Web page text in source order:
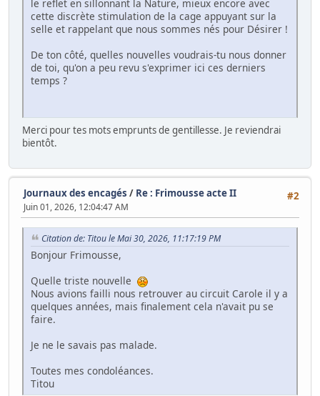
le reflet en sillonnant la Nature, mieux encore avec
cette discrète stimulation de la cage appuyant sur la
selle et rappelant que nous sommes nés pour Désirer !
De ton côté, quelles nouvelles voudrais-tu nous donner
de toi, qu'on a peu revu s'exprimer ici ces derniers
temps ?
Merci pour tes mots emprunts de gentillesse. Je reviendrai
bientôt.
#2
Journaux des encagés / Re : Frimousse acte II
Juin 01, 2026, 12:04:47 AM
Citation de: Titou le Mai 30, 2026, 11:17:19 PM
Bonjour Frimousse,
Quelle triste nouvelle
Nous avions failli nous retrouver au circuit Carole il y a
quelques années, mais finalement cela n'avait pu se
faire.
Je ne le savais pas malade.
Toutes mes condoléances.
Titou